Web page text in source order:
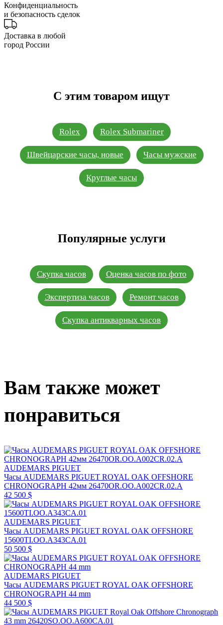
Конфиденциальность
и безопасность сделок
Доставка в любой
город России
С этим товаром ищут
Rolex Rolex Submariner
Швейцарские часы, новые Часы мужские
Круглые часы
Популярные услуги
Скупка часов Оценка часов по фото
Экспертиза часов Ремонт часов
Скупка антикварных часов
Вам также может
понравиться
AUDEMARS PIGUET
Часы AUDEMARS PIGUET ROYAL OAK OFFSHORE
CHRONOGRAPH 42мм 26470OR.OO.A002CR.02.A
42 500 $
AUDEMARS PIGUET
Часы AUDEMARS PIGUET ROYAL OAK OFFSHORE
15600TI.OO.A343CA.01
50 500 $
AUDEMARS PIGUET
Часы AUDEMARS PIGUET ROYAL OAK OFFSHORE
CHRONOGRAPH 44 mm
44 500 $